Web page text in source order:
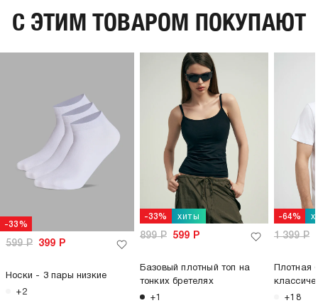
C ЭТИМ ТОВАРОМ ПОКУПАЮТ
-33%
599Р 399 Р
Носки - 3 пары низкие
+2
-33% хиты
899Р 599 Р
Базовый плотный топ на
тонких бретелях
+1
-64%
1 399Р
Плотная
+18